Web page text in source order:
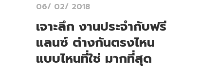
06/ 02/ 2018
เจาะลึก งานประจำกับฟรี
แลนซ์ ต่างกันตรงไหน
แบบไหนที่ใช่ มากที่สุด